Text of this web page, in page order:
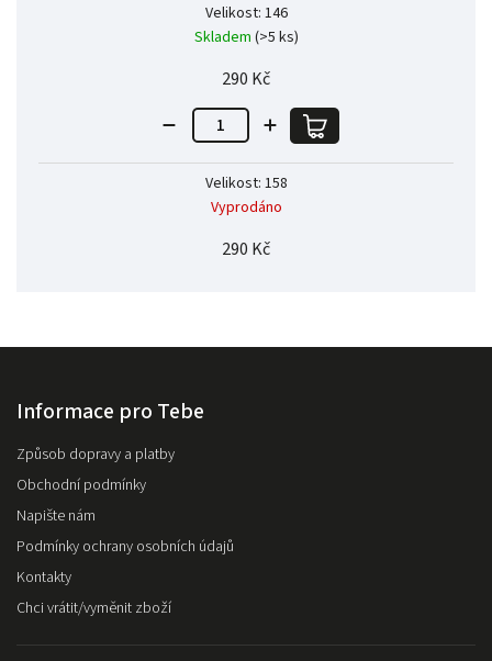
Velikost: 146
Skladem (>5 ks)
290 Kč
Velikost: 158
Vyprodáno
290 Kč
Informace pro Tebe
Způsob dopravy a platby
Obchodní podmínky
Napište nám
Podmínky ochrany osobních údajů
Kontakty
Chci vrátit/vyměnit zboží